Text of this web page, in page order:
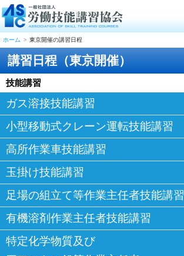
ホーム 東京開催の講習日程
講習日程（東京開催）
技能講習
ガス溶接技能講習
小型移動式クレーン運転技能講習
高所作業車技能講習
玉掛け技能講習
足場の組立て等作業主任者技能講習
有機溶剤作業主任者技能講習
特定化学物質及び